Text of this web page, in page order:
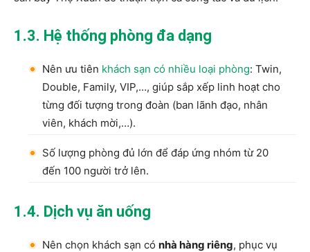
1.3. Hệ thống phòng đa dạng
Nên ưu tiên khách sạn có nhiều loại phòng: Twin,
Double, Family, VIP,…, giúp sắp xếp linh hoạt cho
từng đối tượng trong đoàn (ban lãnh đạo, nhân
viên, khách mời,…).
Số lượng phòng đủ lớn để đáp ứng nhóm từ 20
đến 100 người trở lên.
1.4. Dịch vụ ăn uống
Nên chọn khách sạn có nhà hàng riêng, phục vụ